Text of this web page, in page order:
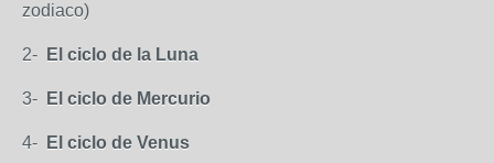
zodiaco)
2- El ciclo de la Luna
3- El ciclo de Mercurio
4- El ciclo de Venus